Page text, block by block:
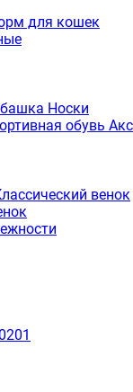
для кошек
Носки
обувь
венок